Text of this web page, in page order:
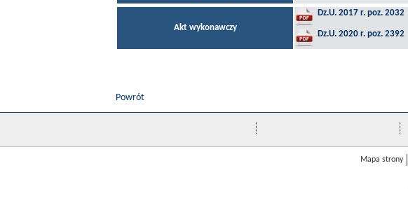
Akt wykonawczy
Dz.U. 2017 r. poz. 2032
Dz.U. 2020 r. poz. 2392
Powrót
Mapa strony